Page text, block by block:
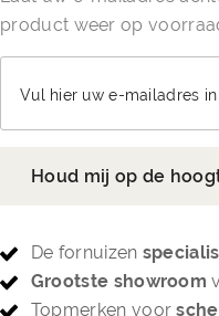
product weer op
Vul hier uw e-mailadres in
Houd mij op de
De fornuizen
Grootste showroom
Topmerken voor